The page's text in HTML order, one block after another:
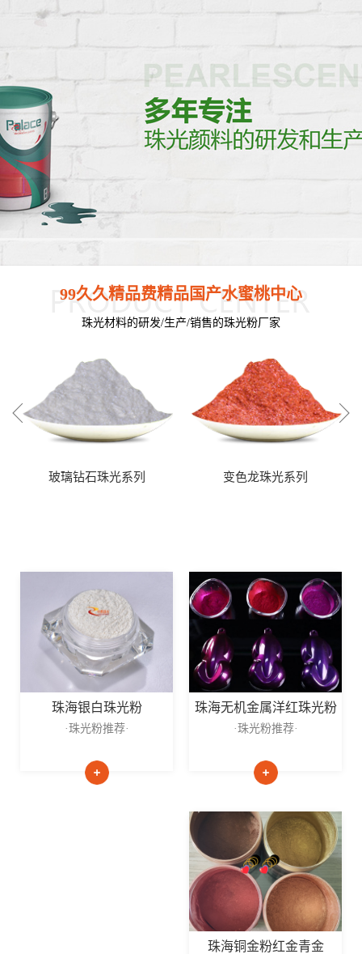
99久久精品费精品国产水蜜桃中心
珠光材料的研发/生产/销售的珠光粉厂家
玻璃钻石珠光系列 变色龙珠光系列
珠海银白珠光粉
·珠光粉推荐·
珠海无机金属洋红珠光粉
·珠光粉推荐·
珠海铜金粉红金青金